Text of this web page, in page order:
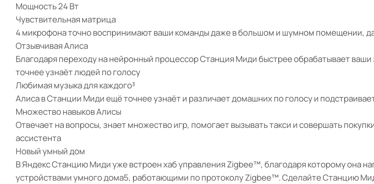
Мощность 24 Вт
Чувствительная матрица
4 микрофона точно воспринимают ваши команды даже в большом и шумном помещении,
Отзывчивая Алиса
Благодаря переходу на нейронный процессор Станция Миди быстрее обрабатывает
точнее узнаёт людей по голосу
Любимая музыка для каждого³
Алиса в Станции Миди ещё точнее узнаёт и различает домашних по голосу и
Множество навыков Алисы
Отвечает на вопросы, знает множество игр, помогает вызывать такси и совершать
ассистента
Новый умный дом
В Яндекс Станцию Миди уже встроен хаб управления Zigbee™, благодаря которому она
устройствами умного дома5, работающими по протоколу Zigbee™. Сделайте Станцию